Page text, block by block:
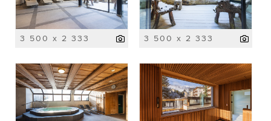
3 500 x 2 333 3 500 x 2 333